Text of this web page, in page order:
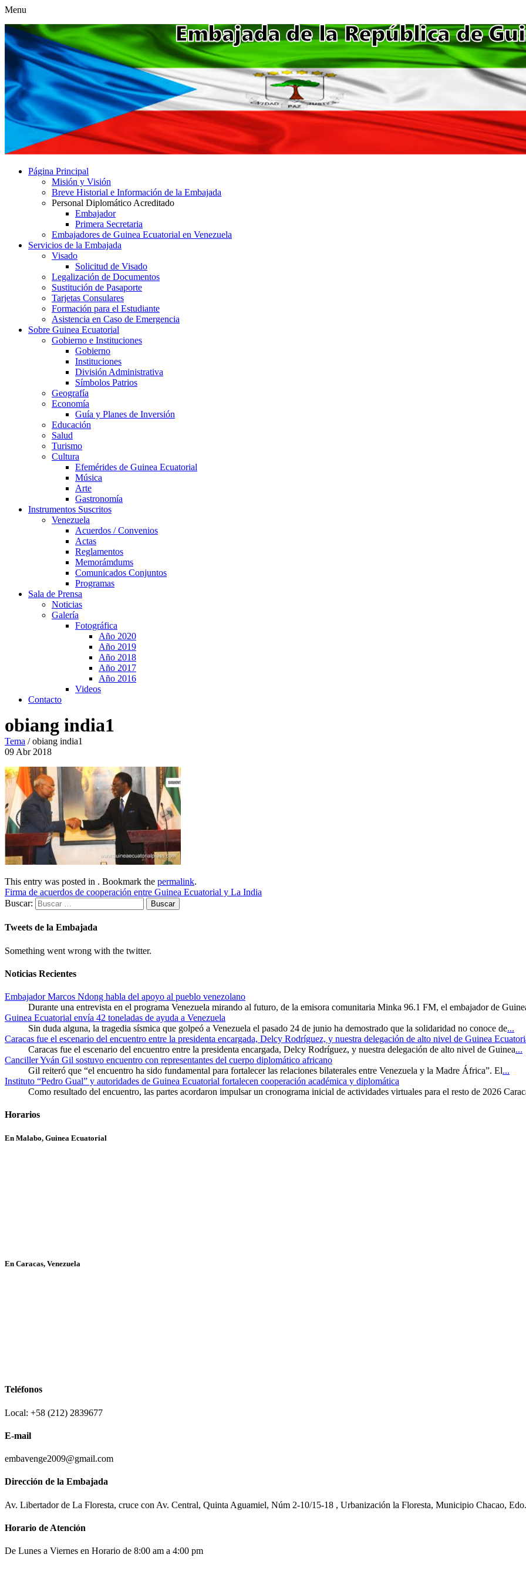
Menu
Página Principal
Misión y Visión
Breve Historial e Información de la Embajada
Personal Diplomático Acreditado
Embajador
Primera Secretaria
Embajadores de Guinea Ecuatorial en Venezuela
Servicios de la Embajada
Visado
Solicitud de Visado
Legalización de Documentos
Sustitución de Pasaporte
Tarjetas Consulares
Formación para el Estudiante
Asistencia en Caso de Emergencia
Sobre Guinea Ecuatorial
Gobierno e Instituciones
Gobierno
Instituciones
División Administrativa
Símbolos Patrios
Geografía
Economía
Guía y Planes de Inversión
Educación
Salud
Turismo
Cultura
Efemérides de Guinea Ecuatorial
Música
Arte
Gastronomía
Instrumentos Suscritos
Venezuela
Acuerdos / Convenios
Actas
Reglamentos
Memorámdums
Comunicados Conjuntos
Programas
Sala de Prensa
Noticias
Galería
Fotográfica
Año 2020
Año 2019
Año 2018
Año 2017
Año 2016
Videos
Contacto
obiang india1
Tema /obiang india1
09 Abr 2018
This entry was posted in . Bookmark the permalink.
Firma de acuerdos de cooperación entre Guinea Ecuatorial y La India
Buscar:
Tweets de la Embajada
Something went wrong with the twitter.
Noticias Recientes
Embajador Marcos Ndong habla del apoyo al pueblo venezolano
Durante una entrevista en el programa Venezuela mirando al futuro, de la emisora comunitaria Minka 96.1 FM, el embajador de
Guinea Ecuatorial envía 42 toneladas de ayuda a Venezuela
Sin duda alguna, la tragedia sísmica que golpeó a Venezuela el pasado 24 de junio ha demostrado que la solidaridad no conoce de...
Caracas fue el escenario del encuentro entre la presidenta encargada, Delcy Rodríguez, y nuestra delegación de alto nivel de Guinea
Caracas fue el escenario del encuentro entre la presidenta encargada, Delcy Rodríguez, y nuestra delegación de alto nivel de Guinea...
Canciller Yván Gil sostuvo encuentro con representantes del cuerpo diplomático africano
Gil reiteró que “el encuentro ha sido fundamental para fortalecer las relaciones bilaterales entre Venezuela y la Madre África”. El...
Instituto “Pedro Gual” y autoridades de Guinea Ecuatorial fortalecen cooperación académica y diplomática
Como resultado del encuentro, las partes acordaron impulsar un cronograma inicial de actividades virtuales para el resto de 2026
Horarios
En Malabo, Guinea Ecuatorial
En Caracas, Venezuela
Teléfonos
Local: +58 (212) 2839677
E-mail
embavenge2009@gmail.com
Dirección de la Embajada
Av. Libertador de La Floresta, cruce con Av. Central, Quinta Aguamiel, Núm 2-10/15-18 , Urbanización la Floresta, Municipio Chacao,
Horario de Atención
De Lunes a Viernes en Horario de 8:00 am a 4:00 pm